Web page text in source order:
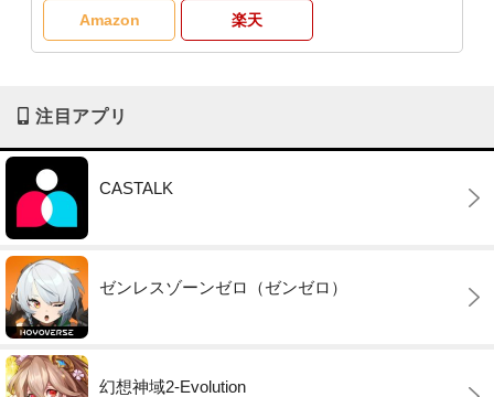
Amazon 楽天
注目アプリ
CASTALK
ゼンレスゾーンゼロ（ゼンゼロ）
幻想神域2-Evolution